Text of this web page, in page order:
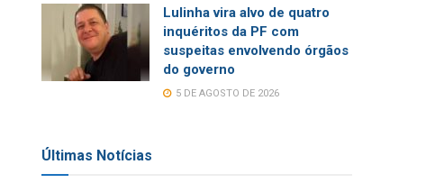
Lulinha vira alvo de quatro
inquéritos da PF com
suspeitas envolvendo órgãos
do governo
5 DE AGOSTO DE 2026
Últimas Notícias